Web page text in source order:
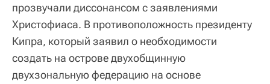
прозвучали диссонансом с заявлениями
Христофиаса. В противоположность президенту
Кипра, который заявил о необходимости
создать на острове двухобщинную
двухзональную федерацию на основе